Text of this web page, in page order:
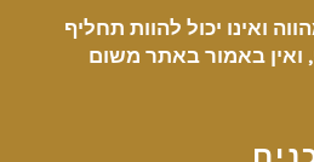
ואינו יכול להוות תחליף
ואין באמור באתר משום